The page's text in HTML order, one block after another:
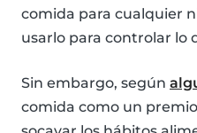
comida para cualquier
usarlo para controlar lo
Sin embargo, según
comida como un